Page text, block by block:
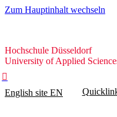
Zum Hauptinhalt wechseln
Hochschule
Düsseldorf
Hochschule Düsseldorf
University of Applied

English site EN